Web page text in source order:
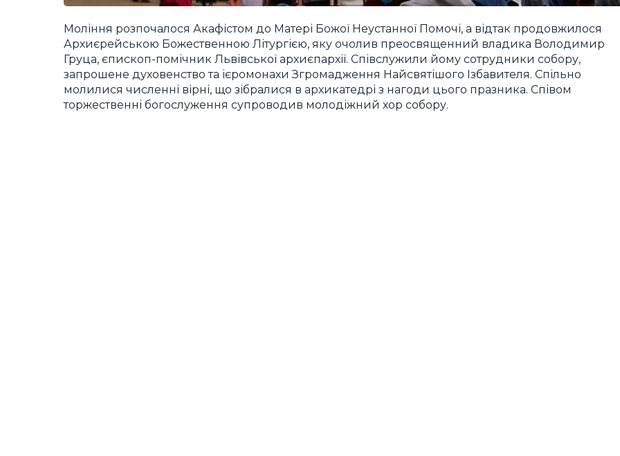
Моління розпочалося Акафістом до Матері Божої Неустанної Помочі, а відтак продовжилося
Архиєрейською Божественною Літургією, яку очолив преосвященний владика Володимир
Груца, єпископ-помічник Львівської архиєпархії. Співслужили йому сотрудники собору,
запрошене духовенство та ієромонахи Згромадження Найсвятішого Ізбавителя. Спільно
молилися численні вірні, що зібралися в архикатедрі з нагоди цього празника. Співом
торжественні богослуження супроводив молодіжний хор собору.